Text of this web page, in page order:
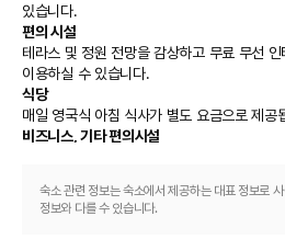
있습니다.
편의 시설
테라스 및 정원 전망을 감상하고 무료 무선
이용하실 수 있습니다.
식당
매일 영국식 아침 식사가 별도 요금으로 제공
비즈니스, 기타 편의시설
숙소 관련 정보는 숙소에서 제공하는 대표 정보로
정보와 다를 수 있습니다.